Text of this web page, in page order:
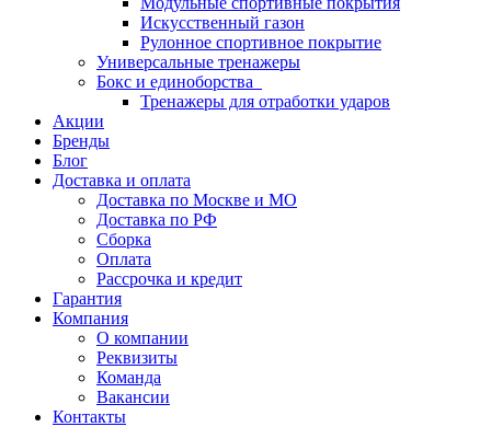
Искусственный газон
Рулонное спортивное покрытие
Универсальные тренажеры
Бокс и единоборства
Тренажеры для отработки ударов
Акции
Бренды
Блог
Доставка и оплата
Доставка по Москве и МО
Доставка по РФ
Сборка
Оплата
Рассрочка и кредит
Гарантия
Компания
О компании
Реквизиты
Команда
Вакансии
Контакты